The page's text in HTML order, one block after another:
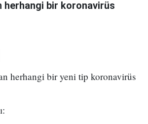
herhangi bir koronavirüs
herhangi bir yeni tip koronavirüs